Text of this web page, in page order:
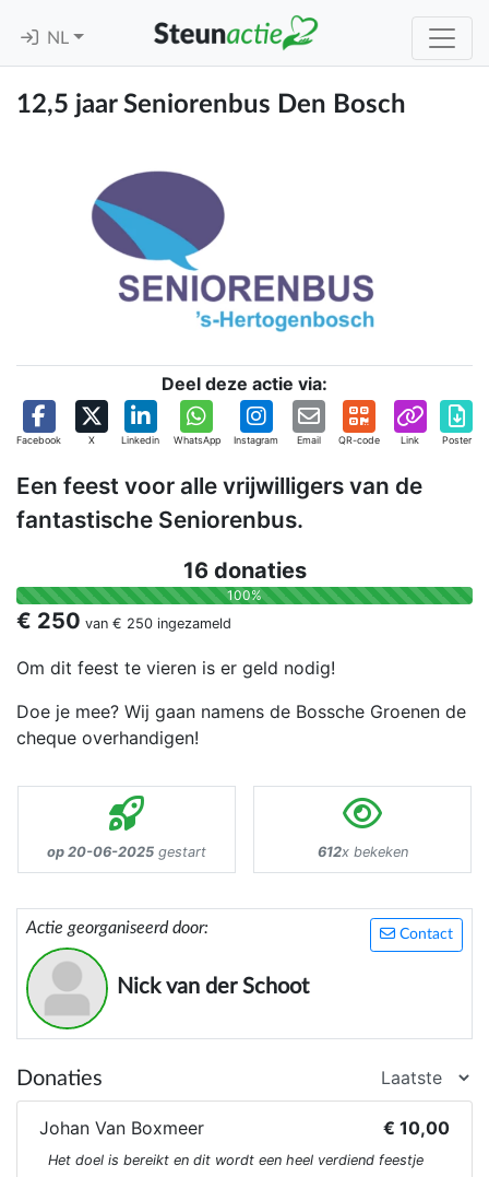
NL
12,5 jaar Seniorenbus Den Bosch
Deel deze actie via:
Facebook X Linkedin WhatsApp Instagram Email QR-code Link Poster
Een feest voor alle vrijwilligers van de
fantastische Seniorenbus.
16 donaties
100%
€ 250 van € 250 ingezameld
Om dit feest te vieren is er geld nodig!
Doe je mee? Wij gaan namens de Bossche Groenen de
cheque overhandigen!
op 20-06-2025 gestart 612x bekeken
Contact
Actie georganiseerd door:
Nick van der Schoot
Donaties
Johan Van Boxmeer € 10,00
Het doel is bereikt en dit wordt een heel verdiend feestje